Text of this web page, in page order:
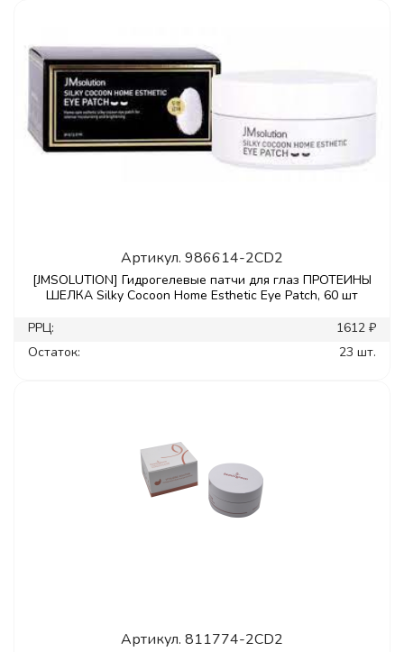
Артикул. 986614-2CD2
[JMSOLUTION] Гидрогелевые патчи для глаз ПРОТЕИНЫ
ШЕЛКА Silky Cocoon Home Esthetic Eye Patch, 60 шт
РРЦ:
1612 ₽
Остаток:
23 шт.
Артикул. 811774-2CD2